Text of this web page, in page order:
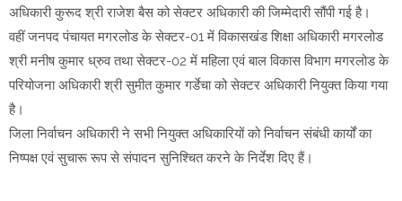
अधिकारी कुरूद श्री राजेश बैस को सेक्टर अधिकारी की जिम्मेदारी सौंपी गई है।
वहीं जनपद पंचायत मगरलोड के सेक्टर-01 में विकासखंड शिक्षा अधिकारी मगरलोड
श्री मनीष कुमार ध्रुव तथा सेक्टर-02 में महिला एवं बाल विकास विभाग मगरलोड के
परियोजना अधिकारी श्री सुमीत कुमार गर्डेचा को सेक्टर अधिकारी नियुक्त किया गया
है।
जिला निर्वाचन अधिकारी ने सभी नियुक्त अधिकारियों को निर्वाचन संबंधी कार्यों का
निष्पक्ष एवं सुचारू रूप से संपादन सुनिश्चित करने के निर्देश दिए हैं।